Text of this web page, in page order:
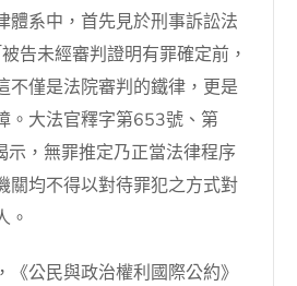
體系中，首先見於刑事訴訟法
告未經審判證明有罪確定前，
不僅是法院審判的鐵律，更是
。大法官釋字第653號、第
，無罪推定乃正當法律程序
關均不得以對待罪犯之方式對
。
《公民與政治權利國際公約》